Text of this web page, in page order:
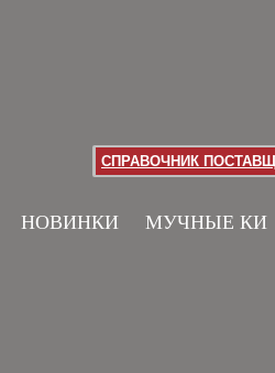
СПРАВОЧНИК
НОВИНКИ МУЧНЫЕ КИ